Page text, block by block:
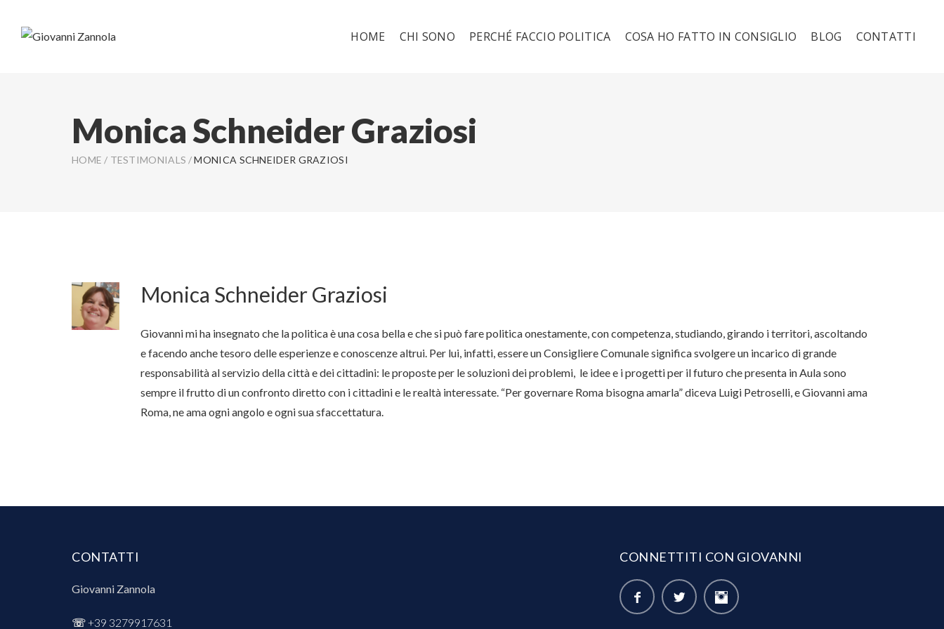
HOME CHI SONO PERCHÉ FACCIO POLITICA COSA HO FATTO IN CONSIGLIO BLOG CONTATTI
Monica Schneider Graziosi
HOME / TESTIMONIALS / MONICA SCHNEIDER GRAZIOSI
Monica Schneider Graziosi
Giovanni mi ha insegnato che la politica è una cosa bella e che si può fare politica onestamente, con competenza, studiando, girando i territori, ascoltando
e facendo anche tesoro delle esperienze e conoscenze altrui. Per lui, infatti, essere un Consigliere Comunale significa svolgere un incarico di grande
responsabilità al servizio della città e dei cittadini: le proposte per le soluzioni dei problemi, le idee e i progetti per il futuro che presenta in Aula sono
sempre il frutto di un confronto diretto con i cittadini e le realtà interessate. “Per governare Roma bisogna amarla” diceva Luigi Petroselli, e Giovanni ama
Roma, ne ama ogni angolo e ogni sua sfaccettatura.
CONTATTI
Giovanni Zannola
☏+39 3279917631
CONNETTITI CON GIOVANNI